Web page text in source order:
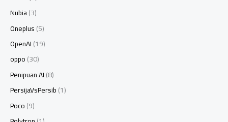
Nubia(3)
Oneplus(5)
OpenAI(19)
oppo(30)
Penipuan AI(8)
PersijaVsPersib(1)
Poco(9)